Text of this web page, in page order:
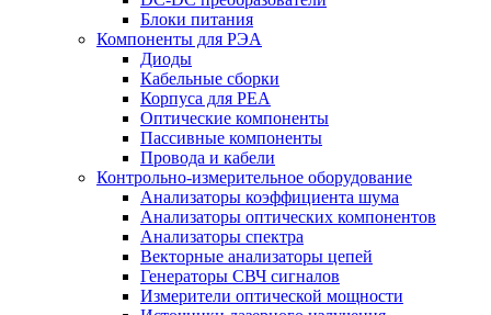
Блоки питания
Компоненты для РЭА
Диоды
Кабельные сборки
Корпуса для РЕА
Оптические компоненты
Пассивные компоненты
Провода и кабели
Контрольно-измерительное оборудование
Анализаторы коэффициента шума
Анализаторы оптических компонентов
Анализаторы спектра
Векторные анализаторы цепей
Генераторы СВЧ сигналов
Измерители оптической мощности